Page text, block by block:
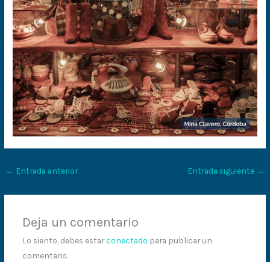
← Entrada anterior Entrada siguiente →
Deja un comentario
Lo siento, debes estarconectado para publicar un
comentario.